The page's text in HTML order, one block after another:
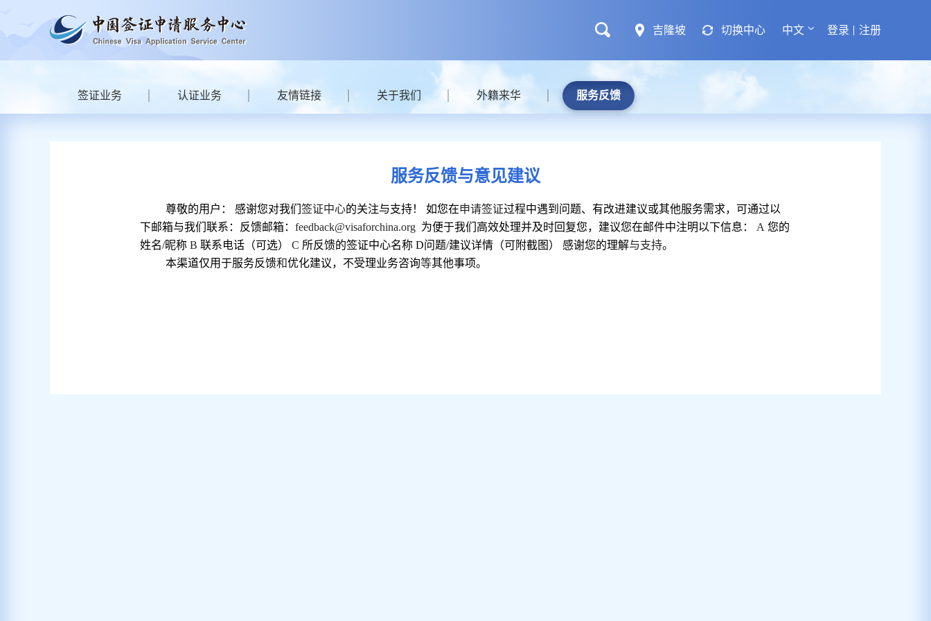
吉隆坡 切换中心 中文 登录 注册
签证业务 认证业务 友情链接 关于我们 外籍来华 服务反馈
服务反馈与意见建议
尊敬的用户： 感谢您对我们签证中心的关注与支持！ 如您在申请签证过程中遇到问题、有改进建议或其他服务需求，可通过以
下邮箱与我们联系：反馈邮箱： feedback@visaforchina.org 为便于我们高效处理并及时回复您，建议您在邮件中注明以下信息： A 您的
姓名/昵称 B 联系电话（可选） C 所反馈的签证中心名称 D问题/建议详情（可附截图） 感谢您的理解与支持。
本渠道仅用于服务反馈和优化建议，不受理业务咨询等其他事项。